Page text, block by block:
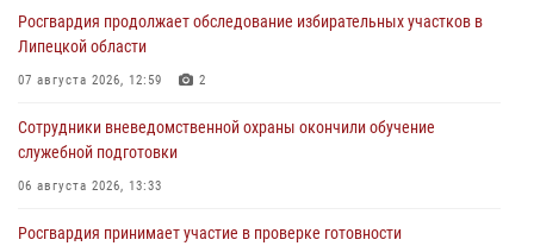
Росгвардия продолжает обследование избирательных участков в
Липецкой области
07 августа 2026, 12:59 2
Сотрудники вневедомственной охраны окончили обучение
служебной подготовки
06 августа 2026, 13:33
Росгвардия принимает участие в проверке готовности